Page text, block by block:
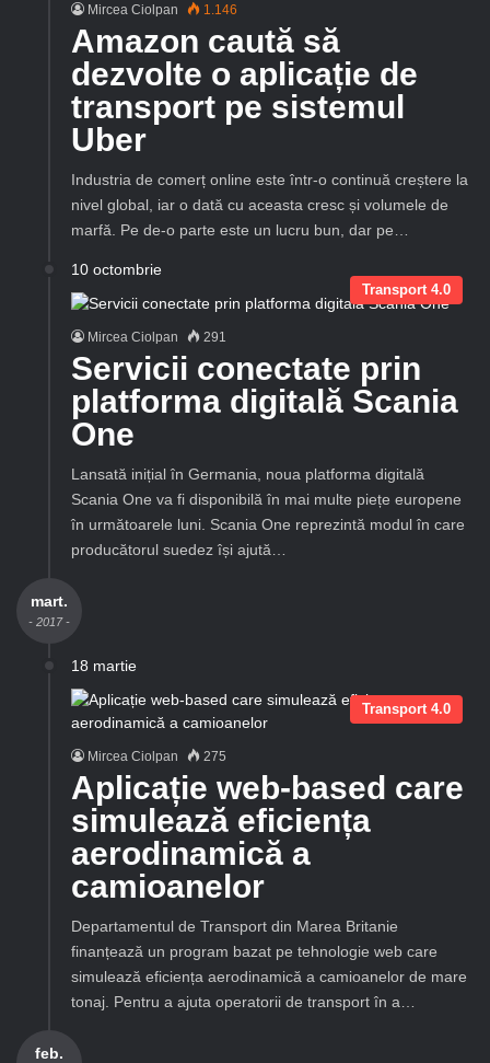
Mircea Ciolpan 1.146
Amazon caută să
dezvolte o aplicație de
transport pe sistemul
Uber
Industria de comerț online este într-o continuă creștere la
nivel global, iar o dată cu aceasta cresc și volumele de
marfă. Pe de-o parte este un lucru bun, dar pe…
10 octombrie
Transport 4.0
Mircea Ciolpan 291
Servicii conectate prin
platforma digitală Scania
One
Lansată inițial în Germania, noua platforma digitală
Scania One va fi disponibilă în mai multe piețe europene
în următoarele luni. Scania One reprezintă modul în care
producătorul suedez își ajută…
mart.
- 2017 -
18 martie
Transport 4.0
Mircea Ciolpan 275
Aplicație web-based care
simulează eficiența
aerodinamică a
camioanelor
Departamentul de Transport din Marea Britanie
finanțează un program bazat pe tehnologie web care
simulează eficiența aerodinamică a camioanelor de mare
tonaj. Pentru a ajuta operatorii de transport în a…
feb.